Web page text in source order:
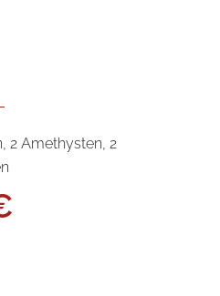
2 Amethysten, 2